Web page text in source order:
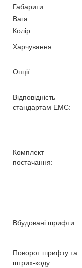
Габарити:
Вага:
Колір:
Харчування:
Опції:
Відповідність
стандартам EMC:
Комплект
постачання:
Вбудовані шрифти:
Поворот шрифту та
штрих-коду: